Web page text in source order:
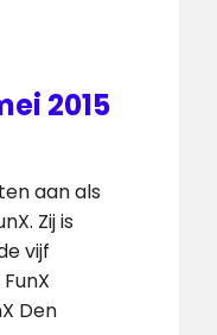
2015
aan als
Zij is
vijf
Den